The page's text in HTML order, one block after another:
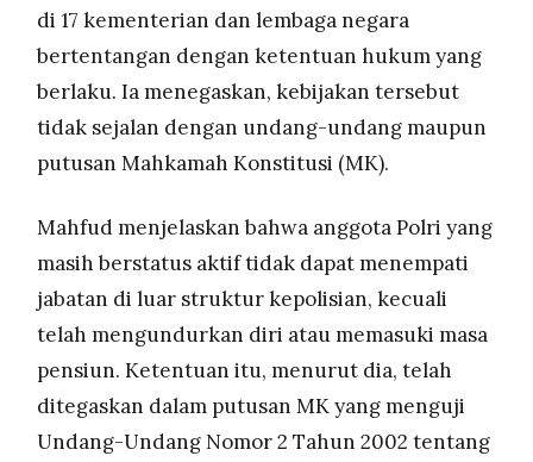
PT.
MEDIA
PRAMUDITA
Resolusi.co
-
PT.
RESOLUSI
MEDIA
PRAMUDITA
Polemik aturan tersebut memicu perdebatan
publik terkait kepatuhan Polri terhadap prinsip
supremasi hukum.
di 17 kementerian dan lembaga negara
bertentangan dengan ketentuan hukum yang
berlaku. Ia menegaskan, kebijakan tersebut
tidak sejalan dengan undang-undang maupun
putusan Mahkamah Konstitusi (MK).
Mahfud menjelaskan bahwa anggota Polri yang
masih berstatus aktif tidak dapat menempati
jabatan di luar struktur kepolisian, kecuali
telah mengundurkan diri atau memasuki masa
pensiun. Ketentuan itu, menurut dia, telah
ditegaskan dalam putusan MK yang menguji
Undang-Undang Nomor 2 Tahun 2002 tentang